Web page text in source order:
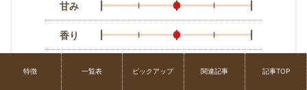
甘み
香り
コク
特徴 一覧表 ピックアップ 関連記事 記事TOP